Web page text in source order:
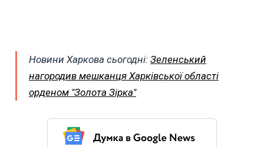
Новини Харкова сьогодні: Зеленський
нагородив мешканця Харківської області
орденом "Золота Зірка"